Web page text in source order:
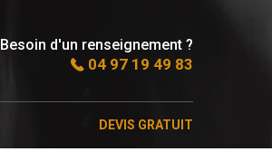
Besoin d'un renseignement ?
04 97 19 49 83
DEVIS GRATUIT